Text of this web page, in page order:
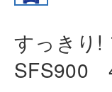
すっきり!
SFS900